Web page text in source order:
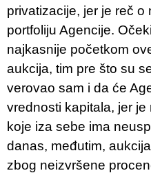
privatizacije, jer je reč
portfoliju Agencije.
najkasnije početkom
aukcija, tim pre što su
verovao sam i da će
vrednosti kapitala, jer
koje iza sebe ima
danas, međutim,
zbog neizvršene